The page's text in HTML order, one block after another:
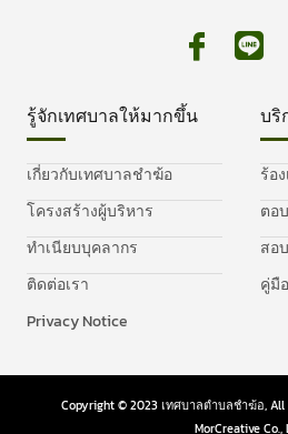
รู้จักเทศบาลให้มากขึ้น
เกี่ยวกับเทศบาลชำฆ้อ
โครงสร้างผู้บริหาร
ทำเนียบบุคลากร
ติดต่อเรา
Privacy Notice
บริ
ร้อ
ตอ
สอ
คู่มื
Copyright © 2023 เทศบาลตำบลชำฆ้อ, All
MorCreative Co.,